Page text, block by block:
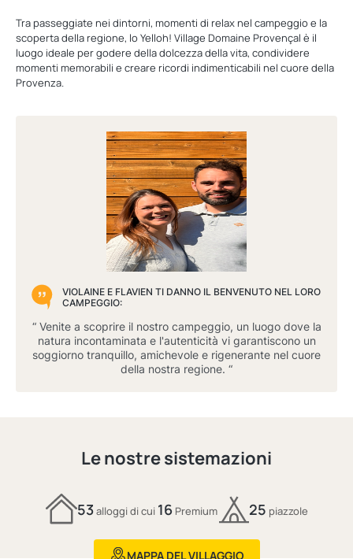
Tra passeggiate nei dintorni, momenti di relax nel campeggio e la
scoperta della regione, lo Yelloh! Village Domaine Provençal è il
luogo ideale per godere della dolcezza della vita, condividere
momenti memorabili e creare ricordi indimenticabili nel cuore della
Provenza.
VIOLAINE E FLAVIEN TI DANNO IL BENVENUTO NEL LORO
CAMPEGGIO:
“ Venite a scoprire il nostro campeggio, un luogo dove la
natura incontaminata e l'autenticità vi garantiscono un
soggiorno tranquillo, amichevole e rigenerante nel cuore
della nostra regione. “
Le nostre sistemazioni
53alloggi di cui 16Premium 25 piazzole
MAPPA DEL VILLAGGIO